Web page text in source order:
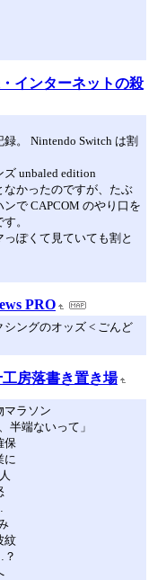
インターネットの殺
。 Nintendo Switch は割
unbaled edition
かったのですが、たぶ
で CAPCOM のやり口を
。
ぽくて見ていても割と
PRO
シングのオッズ < ごんど
房落書き置き場
マラソン
半端ないって」
保
に
紋